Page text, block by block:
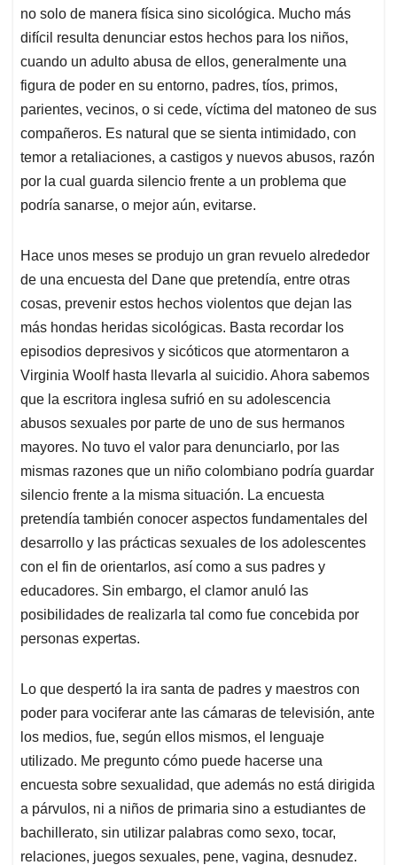
no solo de manera física sino sicológica. Mucho más
difícil resulta denunciar estos hechos para los niños,
cuando un adulto abusa de ellos, generalmente una
figura de poder en su entorno, padres, tíos, primos,
parientes, vecinos, o si cede, víctima del matoneo de sus
compañeros. Es natural que se sienta intimidado, con
temor a retaliaciones, a castigos y nuevos abusos, razón
por la cual guarda silencio frente a un problema que
podría sanarse, o mejor aún, evitarse.
Hace unos meses se produjo un gran revuelo alrededor
de una encuesta del Dane que pretendía, entre otras
cosas, prevenir estos hechos violentos que dejan las
más hondas heridas sicológicas. Basta recordar los
episodios depresivos y sicóticos que atormentaron a
Virginia Woolf hasta llevarla al suicidio. Ahora sabemos
que la escritora inglesa sufrió en su adolescencia
abusos sexuales por parte de uno de sus hermanos
mayores. No tuvo el valor para denunciarlo, por las
mismas razones que un niño colombiano podría guardar
silencio frente a la misma situación. La encuesta
pretendía también conocer aspectos fundamentales del
desarrollo y las prácticas sexuales de los adolescentes
con el fin de orientarlos, así como a sus padres y
educadores. Sin embargo, el clamor anuló las
posibilidades de realizarla tal como fue concebida por
personas expertas.
Lo que despertó la ira santa de padres y maestros con
poder para vociferar ante las cámaras de televisión, ante
los medios, fue, según ellos mismos, el lenguaje
utilizado. Me pregunto cómo puede hacerse una
encuesta sobre sexualidad, que además no está dirigida
a párvulos, ni a niños de primaria sino a estudiantes de
bachillerato, sin utilizar palabras como sexo, tocar,
relaciones, juegos sexuales, pene, vagina, desnudez.